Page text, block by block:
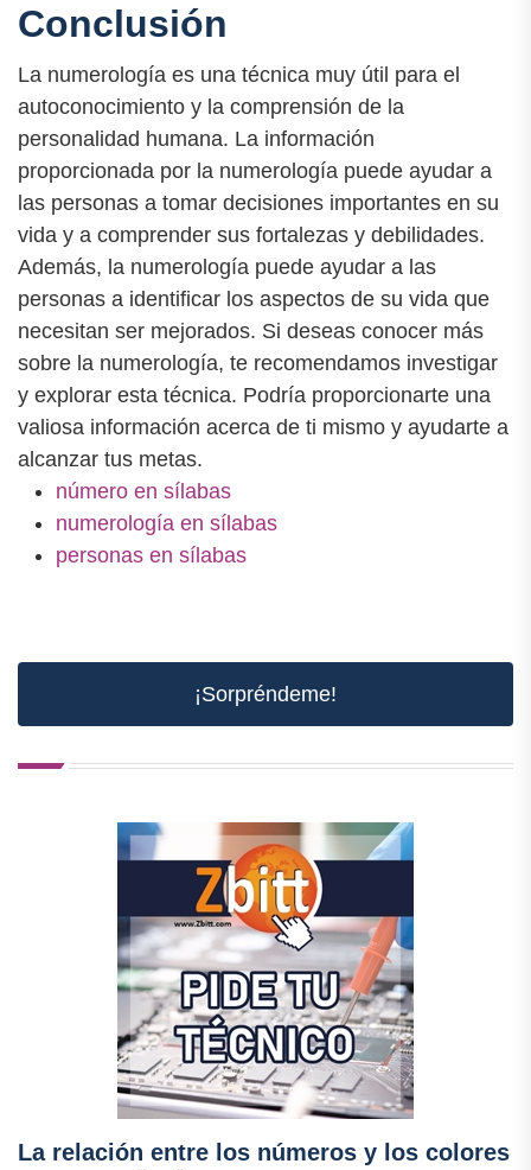
Conclusión
La numerología es una técnica muy útil para el
autoconocimiento y la comprensión de la
personalidad humana. La información
proporcionada por la numerología puede ayudar a
las personas a tomar decisiones importantes en su
vida y a comprender sus fortalezas y debilidades.
Además, la numerología puede ayudar a las
personas a identificar los aspectos de su vida que
necesitan ser mejorados. Si deseas conocer más
sobre la numerología, te recomendamos investigar
y explorar esta técnica. Podría proporcionarte una
valiosa información acerca de ti mismo y ayudarte a
alcanzar tus metas.
número en sílabas
numerología en sílabas
personas en sílabas
¡Sorpréndeme!
La relación entre los números y los colores